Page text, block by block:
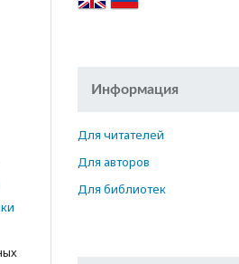
Информация
Для читателей
Для авторов
Для библиотек